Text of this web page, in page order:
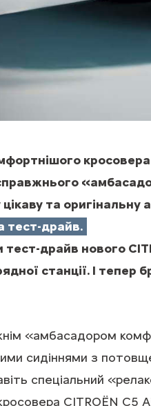
кросовера
та оригінальну
тест-драйв.
тест-драйв нового
станції. І тепер
«амбасадором
сидіннями з
спеціальний
CITROЁN C5